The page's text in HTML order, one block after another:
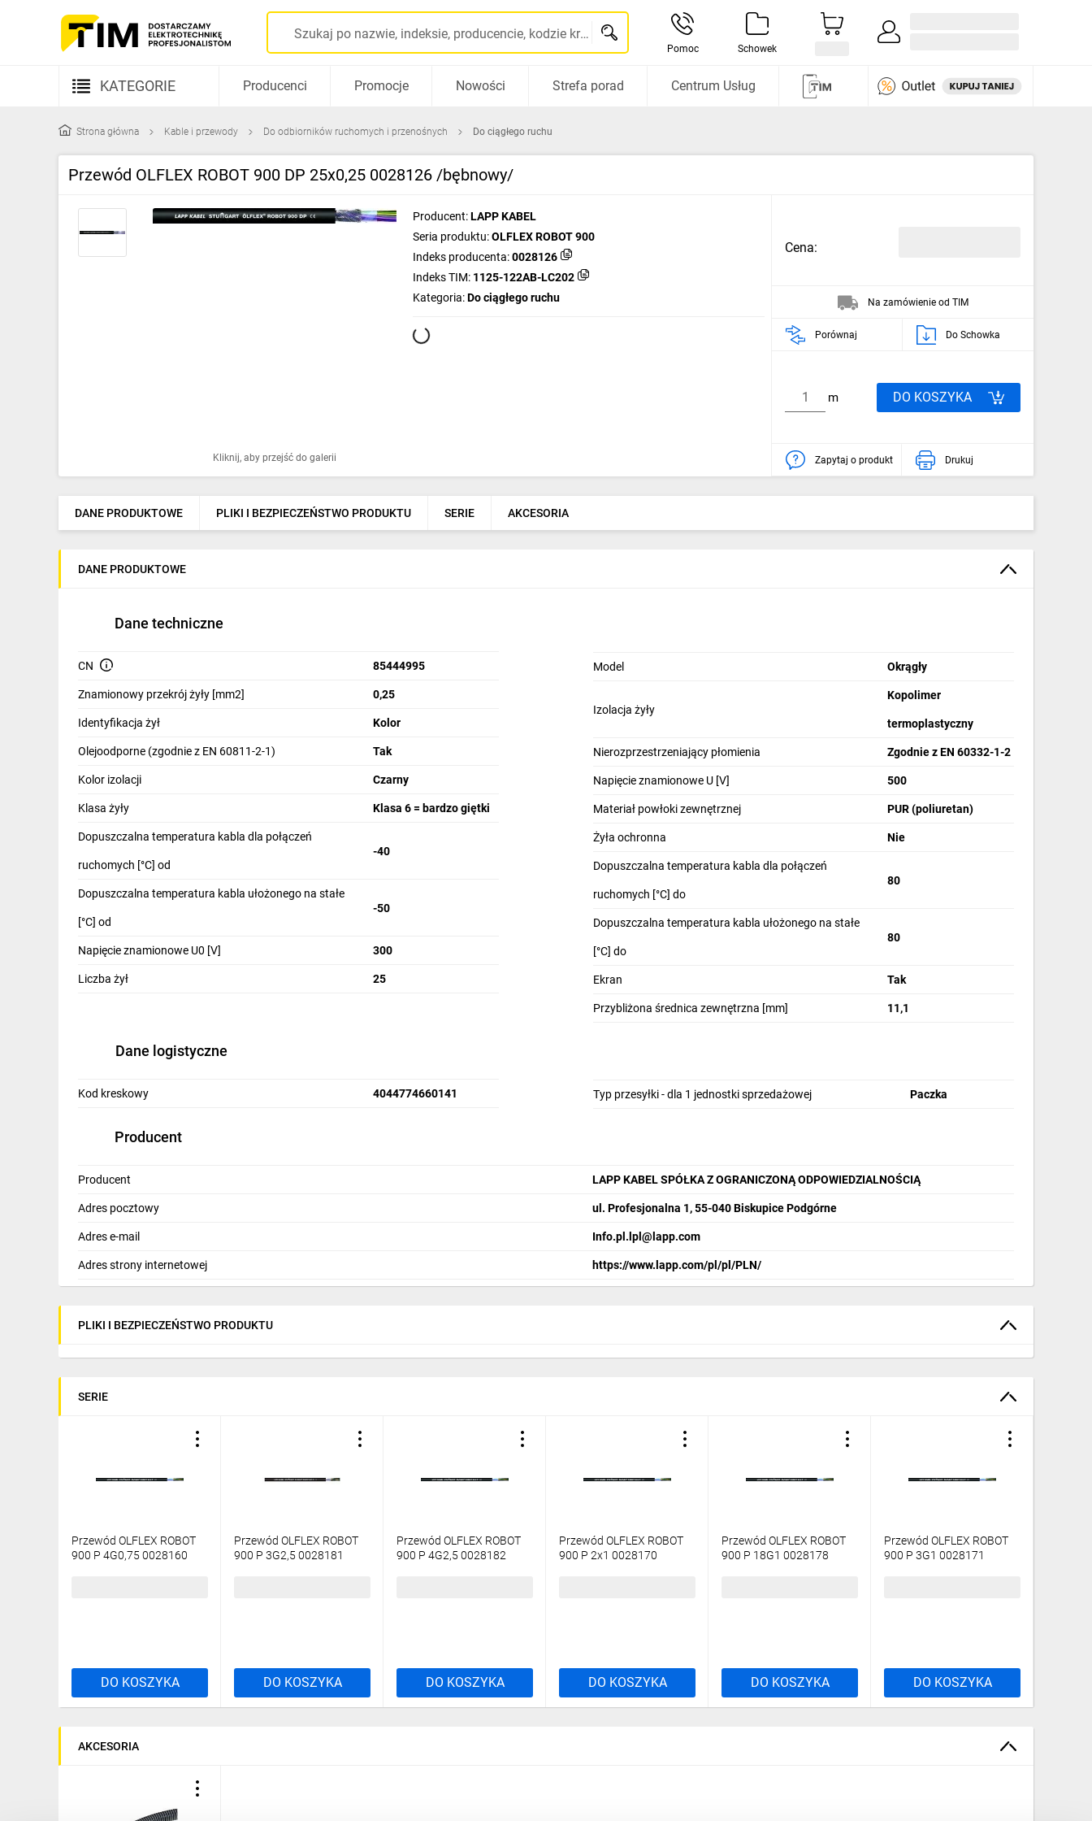
Szukaj po nazwie, indeksie, producencie, kodzie kreskowym...
Pomoc Schowek
KATEGORIE
Kable i przewody
Elementy prowadzenia kabli
Ogrzewanie
Elektronarzędzia i mierniki
Dom i ogród
Odzież ochronna i BHP
Inne
Budowa i Remont
Elektronika
Smart home
Producenci Promocje Nowości Strefa porad Centrum Usług
Strona główna Kable i przewody Do odbiorników ruchomych i przenośnych Do ciągłego ruchu
Przewód OLFLEX ROBOT 900 DP 25x0,25 0028126 /bębnowy/
Kliknij, aby przejść do galerii
Producent:LAPP KABEL
Seria produktu:OLFLEX ROBOT 900
Indeks producenta:0028126
Indeks TIM: 1125-122AB-LC202
Kategoria:Do ciągłego ruchu
Cena:
Na zamówienie od TIM
Porównaj Do Schowka
m DO KOSZYKA
Zapytaj o produkt Drukuj
DANE PRODUKTOWE PLIKI I BEZPIECZEŃSTWO PRODUKTU SERIE AKCESORIA
DANE PRODUKTOWE
Dane techniczne
CN 85444995
Znamionowy przekrój żyły [mm2] 0,25
Identyfikacja żył Kolor
Olejoodporne (zgodnie z EN 60811-2-1) Tak
Kolor izolacji Czarny
Klasa żyły Klasa 6 = bardzo giętki
Dopuszczalna temperatura kabla dla połączeń
ruchomych [°C] od
-40
Dopuszczalna temperatura kabla ułożonego na stałe
[°C] od
-50
Napięcie znamionowe U0 [V] 300
Liczba żył 25
Model Okrągły
Izolacja żyły
Kopolimer
termoplastyczny
Nierozprzestrzeniający płomienia Zgodnie z EN 60332-1-2
Napięcie znamionowe U [V] 500
Materiał powłoki zewnętrznej PUR (poliuretan)
Żyła ochronna Nie
Dopuszczalna temperatura kabla dla połączeń
ruchomych [°C] do
80
Dopuszczalna temperatura kabla ułożonego na stałe
[°C] do
80
Ekran Tak
Przybliżona średnica zewnętrzna [mm] 11,1
Dane logistyczne
Kod kreskowy 4044774660141 Typ przesyłki - dla 1 jednostki sprzedażowej Paczka
Producent
Producent LAPP KABEL SPÓŁKA Z OGRANICZONĄ ODPOWIEDZIALNOŚCIĄ
Adres pocztowy ul. Profesjonalna 1, 55-040 Biskupice Podgórne
Adres e-mail Info.pl.lpl@lapp.com
Adres strony internetowej https://www.lapp.com/pl/pl/PLN/
PLIKI I BEZPIECZEŃSTWO PRODUKTU
SERIE
Przewód OLFLEX ROBOT
900 P 4G0,75 0028160
DO KOSZYKA
Przewód OLFLEX ROBOT
900 P 3G2,5 0028181
DO KOSZYKA
Przewód OLFLEX ROBOT
900 P 4G2,5 0028182
DO KOSZYKA
Przewód OLFLEX ROBOT
900 P 2x1 0028170
DO KOSZYKA
Przewód OLFLEX ROBOT
900 P 18G1 0028178
DO KOSZYKA
Przewód OLFLEX ROBOT
900 P 3G1 0028171
DO KOSZYKA
AKCESORIA